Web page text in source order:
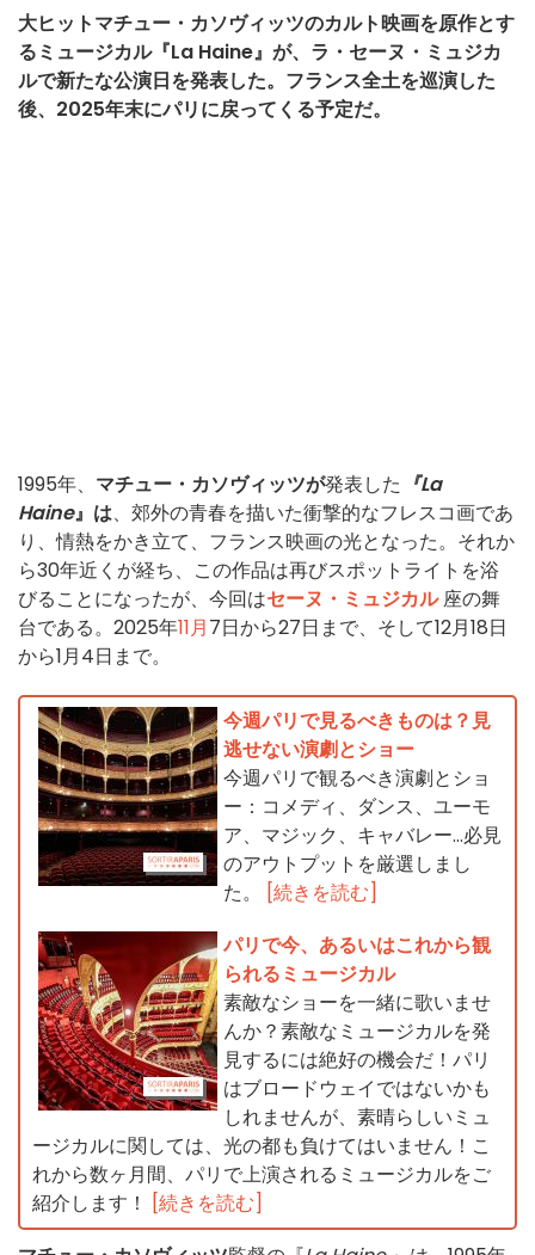
大ヒットマチュー・カソヴィッツのカルト映画を原作とす
るミュージカル『La Haine』が、ラ・セーヌ・ミュジカ
ルで新たな公演日を発表した。フランス全土を巡演した
後、2025年末にパリに戻ってくる予定だ。
1995年、 マチュー・カソヴィッツが発表した 『La
Haine』は、郊外の青春を描いた衝撃的なフレスコ画であ
り、情熱をかき立て、フランス映画の光となった。それか
ら30年近くが経ち、この作品は再びスポットライトを浴
びることになったが、今回はセーヌ・ミュジカル座の舞
台である。2025年11月7日から27日まで、そして12月18日
から1月4日まで。
今週パリで見るべきものは？見
逃せない演劇とショー
今週パリで観るべき演劇とショ
ー：コメディ、ダンス、ユーモ
ア、マジック、キャバレー…必見
のアウトプットを厳選しまし
た。
[続きを読む]
パリで今、あるいはこれから観
られるミュージカル
素敵なショーを一緒に歌いませ
んか？素敵なミュージカルを発
見するには絶好の機会だ！パリ
はブロードウェイではないかも
しれませんが、素晴らしいミュ
ージカルに関しては、光の都も負けてはいません！こ
れから数ヶ月間、パリで上演されるミュージカルをご
紹介します！
[続きを読む]